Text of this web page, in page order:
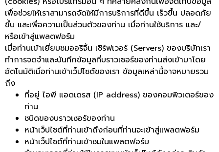
เพื่อช่วยให้เราสามารถจัดให้มีการบริการที่ดีขึ้น เร็วขึ้น ปลอดภัย
ขึ้น และเพื่อความเป็นส่วนตัวของท่าน เมื่อท่านใช้บริการ และ/
หรือเข้าสู่แพลตฟอร์ม
เมื่อท่านเข้าเยี่ยมชมออริจิ้น เซิร์ฟเวอร์ (Servers) ของบริษัทเรา
ทำการจดจำและบันทึกข้อมูลที่บราวเซอร์ของท่านส่งเข้ามาโดย
อัตโนมัติเมื่อท่านเข้าเว็ปไซต์ของเรา ข้อมูลเหล่านี้อาจหมายรวม
ถึง
ที่อยู่ ไอพี แอดเดรส (IP address) ของคอมพิวเตอร์ของ
ท่าน
ชนิดของบราวเซอร์ของท่าน
หน้าเว็ปไซต์ที่ท่านเข้าถึงก่อนที่ท่านจะเข้าสู่แพลตฟอร์ม
หน้าเว็ปไซต์ที่ท่านเข้าชมในแพลตฟอร์ม